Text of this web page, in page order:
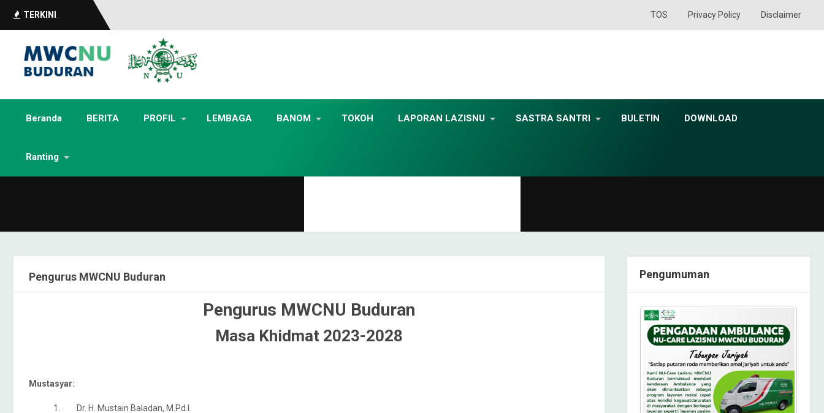
TERKINI TOS Privacy Policy Disclaimer
Beranda BERITA PROFIL LEMBAGA BANOM TOKOH LAPORAN LAZISNU SASTRA SANTRI BULETIN DOWNLOAD
Ranting
Pengurus MWCNU Buduran
Pengurus MWCNU Buduran
Masa Khidmat 2023-2028
Mustasyar:
1. Dr. H. Mustain Baladan, M.Pd.I.
Pengumuman